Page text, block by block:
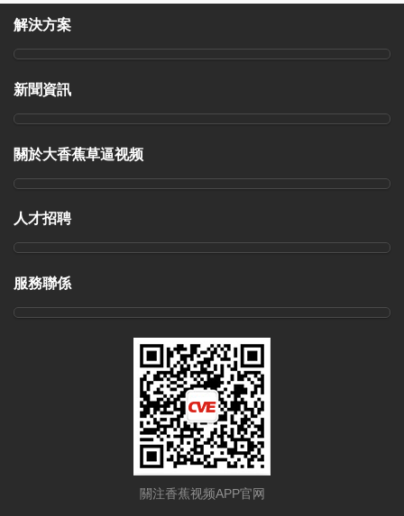
解決方案
新聞資訊
關於大香蕉草逼视频
人才招聘
服務聯係
關注香蕉视频APP官网